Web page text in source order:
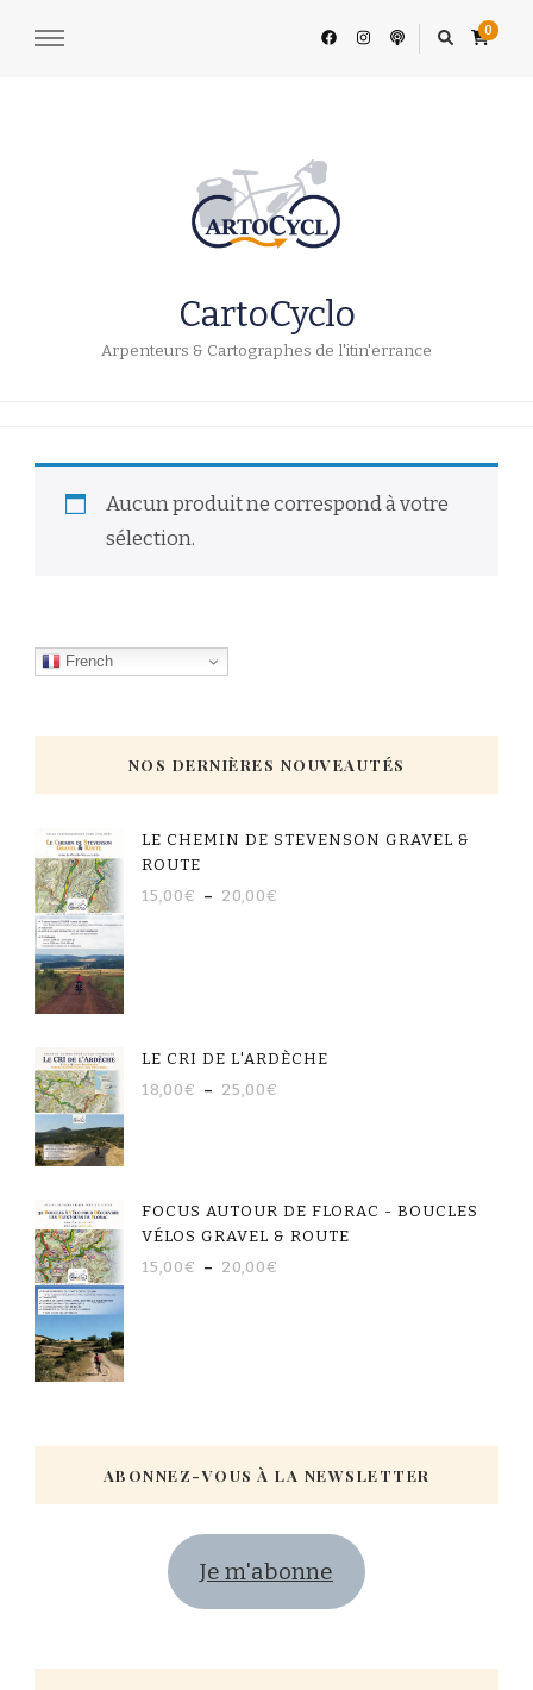
0
CartoCyclo
Arpenteurs & Cartographes de l'itin'errance
Aucun produit ne correspond à votre
sélection.
French
NOS DERNIÈRES NOUVEAUTÉS
LE CHEMIN DE STEVENSON GRAVEL &
ROUTE
15,00€ – 20,00€
LE CRI DE L'ARDÈCHE
18,00€ – 25,00€
FOCUS AUTOUR DE FLORAC - BOUCLES
VÉLOS GRAVEL & ROUTE
15,00€ – 20,00€
ABONNEZ-VOUS À LA NEWSLETTER
Je m'abonne